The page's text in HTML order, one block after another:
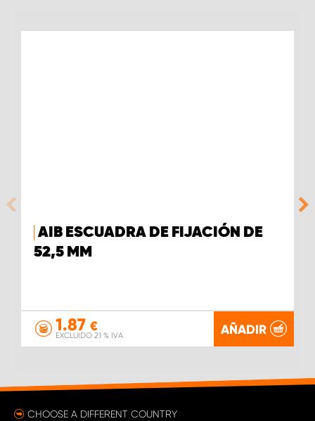
AIB ESCUADRA DE FIJACIÓN DE
52,5 MM
1.87 €
EXCLUIDO 21 % IVA AÑADIR
CHOOSE A DIFFERENT COUNTRY